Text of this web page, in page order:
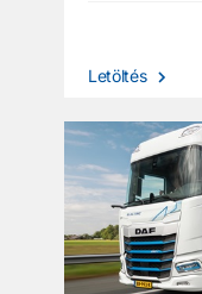
Letöltés